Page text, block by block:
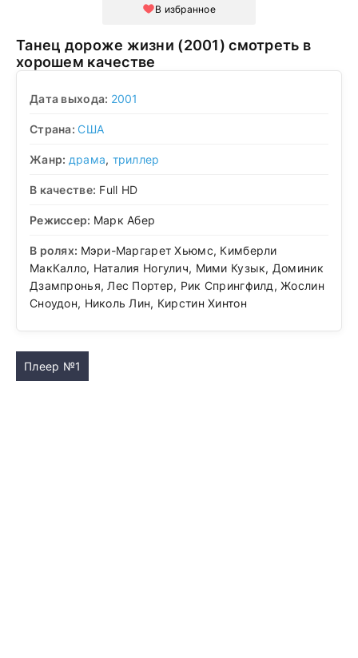
В избранное
Танец дороже жизни (2001) смотреть в
хорошем качестве
Дата выхода: 2001
Страна:США
Жанр: драма, триллер
В качестве: Full HD
Режиссер: Марк Абер
В ролях: Мэри-Маргарет Хьюмс, Кимберли
МакКалло, Наталия Ногулич, Мими Кузык, Доминик
Дзампронья, Лес Портер, Рик Спрингфилд, Жослин
Сноудон, Николь Лин, Кирстин Хинтон
Плеер №1